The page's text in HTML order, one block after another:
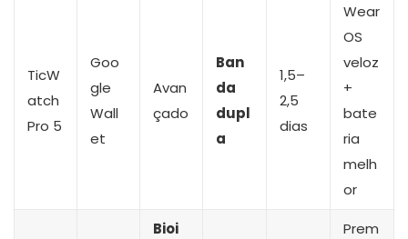
TicW
atch
Pro 5
Goo
gle
Wall
et
Avan
çado
Ban
da
dupl
a
1,5–
2,5
dias
Wear
OS
veloz
+
bate
ria
melh
or
Bioi
Prem